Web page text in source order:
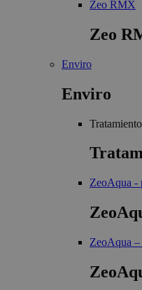
Zeo RMX
Zeo
Enviro
Enviro
ZeoAqua -
ZeoAqua –